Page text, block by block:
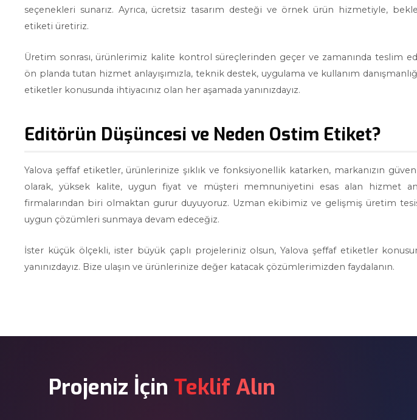
seçenekleri sunarız. Ayrıca, ücretsiz tasarım desteği ve örnek ürün hizmetiyle,
etiketi üretiriz.
Üretim sonrası, ürünlerimiz kalite kontrol süreçlerinden geçer ve zamanında teslim
ön planda tutan hizmet anlayışımızla, teknik destek, uygulama ve kullanım
etiketler konusunda ihtiyacınız olan her aşamada yanınızdayız.
Editörün Düşüncesi ve Neden Ostim Etiket?
Yalova şeffaf etiketler, ürünlerinize şıklık ve fonksiyonellik katarken, markanızın
olarak, yüksek kalite, uygun fiyat ve müşteri memnuniyetini esas alan hizmet
firmalarından biri olmaktan gurur duyuyoruz. Uzman ekibimiz ve gelişmiş üretim
uygun çözümleri sunmaya devam edeceğiz.
İster küçük ölçekli, ister büyük çaplı projeleriniz olsun, Yalova şeffaf etiketler
yanınızdayız. Bize ulaşın ve ürünlerinize değer katacak çözümlerimizden faydalanın.
Projeniz İçin Teklif Alın